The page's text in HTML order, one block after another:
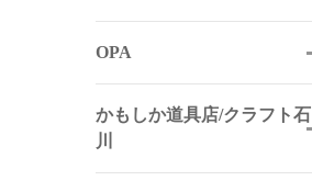
OPA
かもしか道具店/クラフト石
川